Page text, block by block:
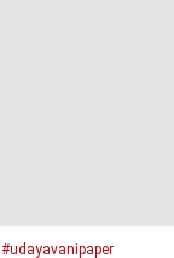
#udayavanipaper